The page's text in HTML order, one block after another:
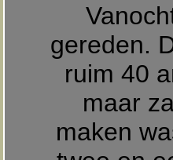
gereden.
ruim 40
maar
maken